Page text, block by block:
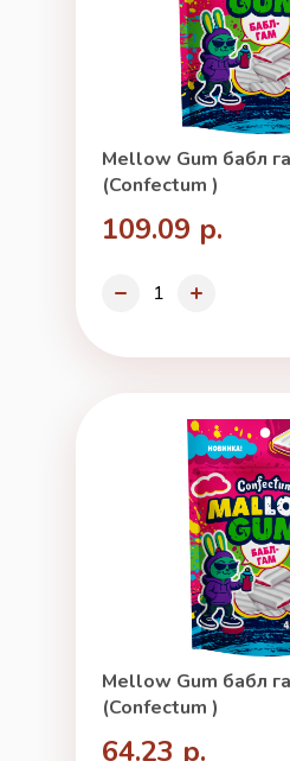
Mellow Gum бабл
(Confectum )
109.09 р.
Mellow Gum бабл
(Confectum )
64.23 р.